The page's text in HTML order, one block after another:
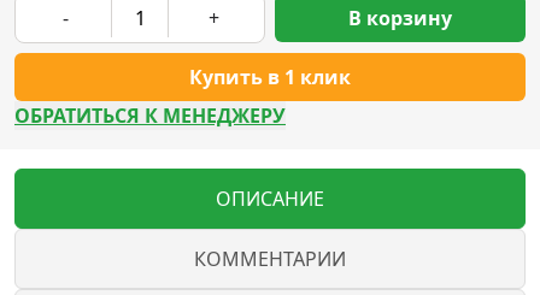
- +
Купить в 1 клик
В корзину
ОБРАТИТЬСЯ К МЕНЕДЖЕРУ
ОПИСАНИЕ
КОММЕНТАРИИ